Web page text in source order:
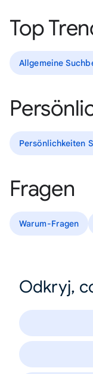
Top
Allgemeine
Persönlichkeiten
Fragen
Warum-Fragen
Odkryj,